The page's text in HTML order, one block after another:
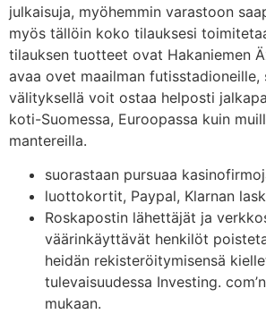
julkaisuja, myöhemmin varastoon
myös tällöin koko tilauksesi
tilauksen tuotteet ovat Hakaniemen
avaa ovet maailman futisstadioneille,
välityksellä voit ostaa helposti
koti-Suomessa, Euroopassa kuin
mantereilla.
suorastaan pursuaa
luottokortit, Paypal, Klarnan
Roskapostin lähettäjät ja
väärinkäyttävät henkilöt
heidän rekisteröitymisensä
tulevaisuudessa Investing.
mukaan.